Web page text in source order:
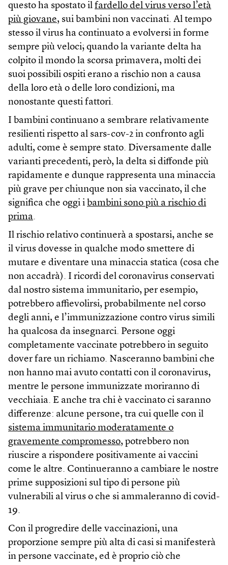
questo ha spostato il fardello del virus verso l’età
più giovane, sui bambini non vaccinati. Al tempo
stesso il virus ha continuato a evolversi in forme
sempre più veloci; quando la variante delta ha
colpito il mondo la scorsa primavera, molti dei
suoi possibili ospiti erano a rischio non a causa
della loro età o delle loro condizioni, ma
nonostante questi fattori.
I bambini continuano a sembrare relativamente
resilienti rispetto al sars-cov-2 in confronto agli
adulti, come è sempre stato. Diversamente dalle
varianti precedenti, però, la delta si diffonde più
rapidamente e dunque rappresenta una minaccia
più grave per chiunque non sia vaccinato, il che
significa che oggi i bambini sono più a rischio di
prima.
Il rischio relativo continuerà a spostarsi, anche se
il virus dovesse in qualche modo smettere di
mutare e diventare una minaccia statica (cosa che
non accadrà). I ricordi del coronavirus conservati
dal nostro sistema immunitario, per esempio,
potrebbero affievolirsi, probabilmente nel corso
degli anni, e l’immunizzazione contro virus simili
ha qualcosa da insegnarci. Persone oggi
completamente vaccinate potrebbero in seguito
dover fare un richiamo. Nasceranno bambini che
non hanno mai avuto contatti con il coronavirus,
mentre le persone immunizzate moriranno di
vecchiaia. E anche tra chi è vaccinato ci saranno
differenze: alcune persone, tra cui quelle con il
sistema immunitario moderatamente o
gravemente compromesso, potrebbero non
riuscire a rispondere positivamente ai vaccini
come le altre. Continueranno a cambiare le nostre
prime supposizioni sul tipo di persone più
vulnerabili al virus o che si ammaleranno di covid-
19.
Con il progredire delle vaccinazioni, una
proporzione sempre più alta di casi si manifesterà
in persone vaccinate, ed è proprio ciò che